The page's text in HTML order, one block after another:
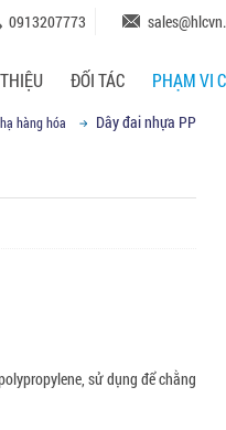
0913207773
ĐỐI TÁC PHẠM VI
hàng hóa Dây đai nhựa PP
sử dụng để chằng